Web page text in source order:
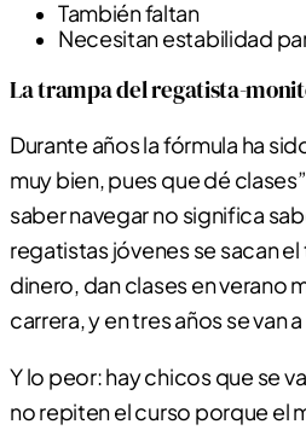
También faltan
Necesitan estabilidad
La trampa del regatista-
Durante años la fórmula ha
muy bien, pues que dé
saber navegar no significa
regatistas jóvenes se sacan
dinero, dan clases en verano
carrera, y en tres años se van
Y lo peor: hay chicos que se
no repiten el curso porque el